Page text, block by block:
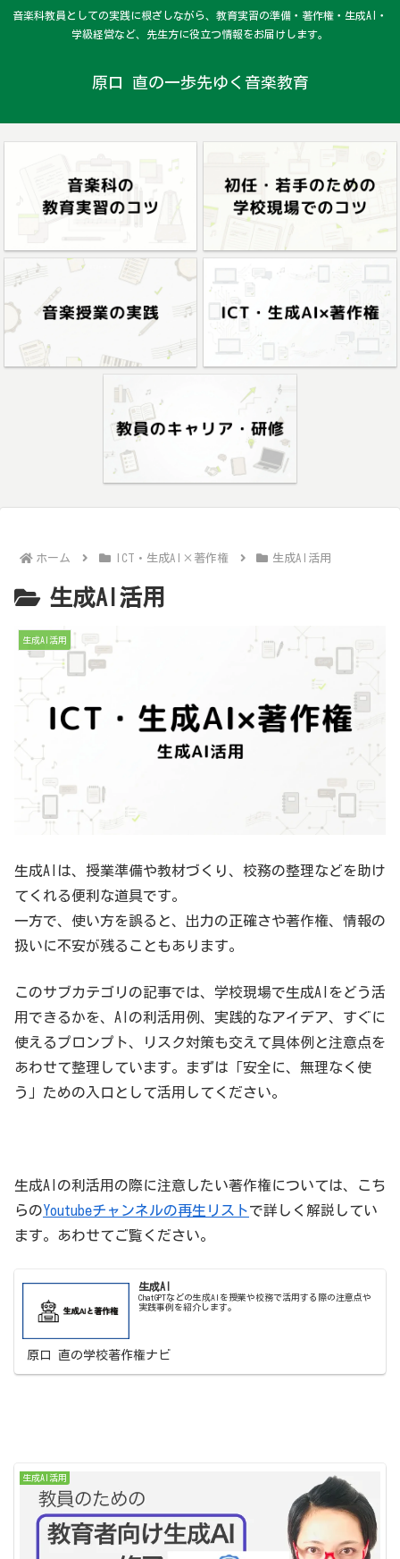
音楽科教員としての実践に根ざしながら、教育実習の準備・著作権・生成AI・
学級経営など、先生方に役立つ情報をお届けします。
原口 直の一歩先ゆく音楽教育
ホーム ICT・生成AI×著作権 生成AI活用
生成AI活用
生成AI活用
生成AIは、授業準備や教材づくり、校務の整理などを助け
てくれる便利な道具です。
一方で、使い方を誤ると、出力の正確さや著作権、情報の
扱いに不安が残ることもあります。
このサブカテゴリの記事では、学校現場で生成AIをどう活
用できるかを、AIの利活用例、実践的なアイデア、すぐに
使えるプロンプト、リスク対策も交えて具体例と注意点を
あわせて整理しています。まずは「安全に、無理なく使
う」ための入口として活用してください。
生成AIの利活用の際に注意したい著作権については、こち
らのYoutubeチャンネルの再生リストで詳しく解説してい
ます。あわせてご覧ください。
生成AI
ChatGPTなどの生成AIを授業や校務で活用する際の注意点や
実践事例を紹介します。
原口 直の学校著作権ナビ
生成AI活用